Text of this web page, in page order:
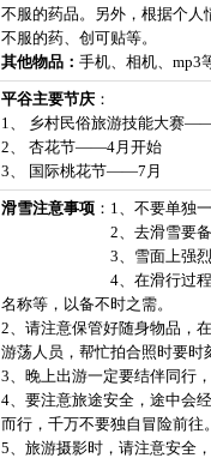
不服的药品。另外，根据个
不服的药、创可贴等。
其他物品： 手机、相机、mp3
平谷主要节庆 ：
1、 乡村民俗旅游技能大赛
2、 杏花节——4月开始
3、 国际桃花节——7月
滑雪注意事项 ： 1、不要单独
2、去滑雪要
3、雪面上强
4、在滑行过
名称等，以备不时之需。
2、请注意保管好随身物品，
游荡人员，帮忙拍合照时要时
3、晚上出游一定要结伴同行
4、要注意旅途安全，途中会
而行，千万不要独自冒险前往。
5、旅游摄影时，请注意安全